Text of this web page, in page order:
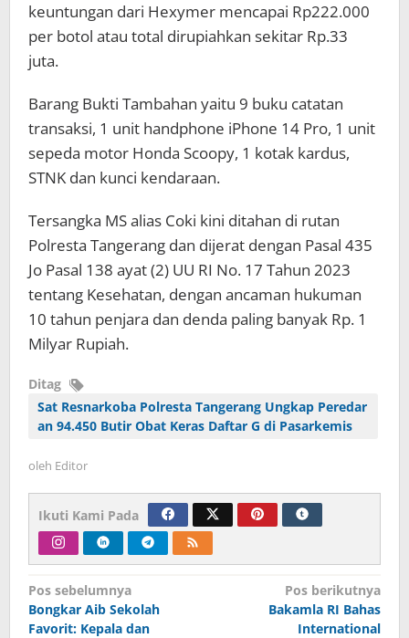
keuntungan dari Hexymer mencapai Rp222.000
per botol atau total dirupiahkan sekitar Rp.33
juta.
Barang Bukti Tambahan yaitu 9 buku catatan
transaksi, 1 unit handphone iPhone 14 Pro, 1 unit
sepeda motor Honda Scoopy, 1 kotak kardus,
STNK dan kunci kendaraan.
Tersangka MS alias Coki kini ditahan di rutan
Polresta Tangerang dan dijerat dengan Pasal 435
Jo Pasal 138 ayat (2) UU RI No. 17 Tahun 2023
tentang Kesehatan, dengan ancaman hukuman
10 tahun penjara dan denda paling banyak Rp. 1
Milyar Rupiah.
Ditag
Sat Resnarkoba Polresta Tangerang Ungkap Peredar
an 94.450 Butir Obat Keras Daftar G di Pasarkemis
oleh Editor
Ikuti Kami Pada
Navigasi
pos
Pos sebelumnya
Bongkar Aib Sekolah
Favorit: Kepala dan
Pos berikutnya
Bakamla RI Bahas
International